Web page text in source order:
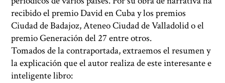
recibido el premio David en Cuba y los premios
Ciudad de Badajoz, Ateneo Ciudad de Valladolid o el
premio Generación del 27 entre otros.
Tomados de la contraportada, extraemos el resumen y
la explicación que el autor realiza de este interesante e
inteligente libro: